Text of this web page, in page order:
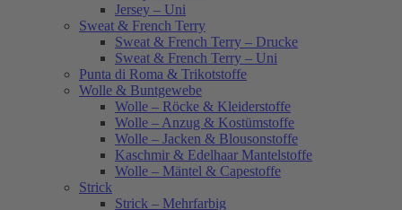
Jersey – Uni
Sweat & French Terry
Sweat & French Terry – Drucke
Sweat & French Terry – Uni
Punta di Roma & Trikotstoffe
Wolle & Buntgewebe
Wolle – Röcke & Kleiderstoffe
Wolle – Anzug & Kostümstoffe
Wolle – Jacken & Blousonstoffe
Kaschmir & Edelhaar Mantelstoffe
Wolle – Mäntel & Capestoffe
Strick
Strick – Mehrfarbig